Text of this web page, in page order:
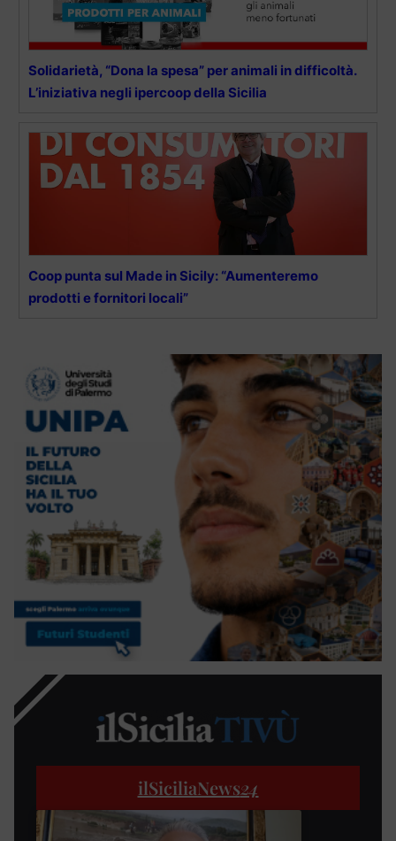
Solidarietà, “Dona la spesa” per animali in difficoltà.
L’iniziativa negli ipercoop della Sicilia
Coop punta sul Made in Sicily: “Aumenteremo
prodotti e fornitori locali”
ilSiciliaNews24